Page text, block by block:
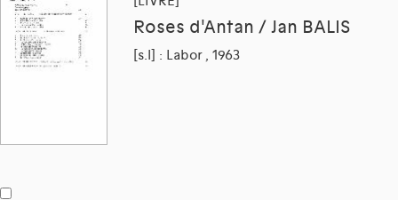
Roses d'Antan / Jan BALIS
[s.l] : Labor , 1963